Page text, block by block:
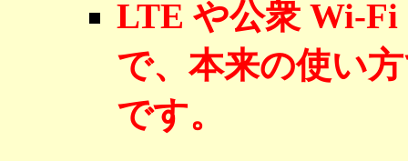
LTE や公衆 Wi-
で、本来の使い
です。